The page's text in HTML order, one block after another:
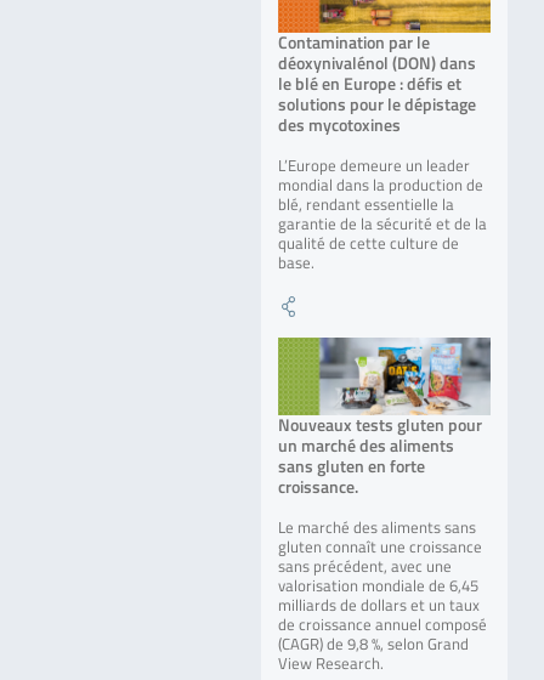
Contamination par le
déoxynivalénol (DON) dans
le blé en Europe : défis et
solutions pour le dépistage
des mycotoxines
L’Europe demeure un leader
mondial dans la production de
blé, rendant essentielle la
garantie de la sécurité et de la
qualité de cette culture de
base.
Nouveaux tests gluten pour
un marché des aliments
sans gluten en forte
croissance.
Le marché des aliments sans
gluten connaît une croissance
sans précédent, avec une
valorisation mondiale de 6,45
milliards de dollars et un taux
de croissance annuel composé
(CAGR) de 9,8 %, selon Grand
View Research.